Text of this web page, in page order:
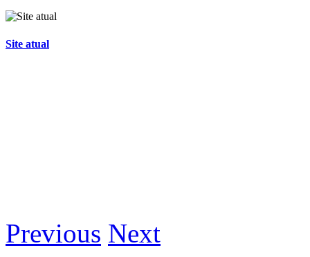
Site atual
Previous Next